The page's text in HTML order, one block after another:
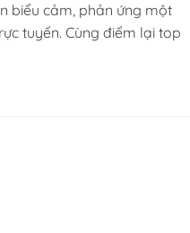
biểu cảm, phản ứng một
tuyến. Cùng điểm lại top